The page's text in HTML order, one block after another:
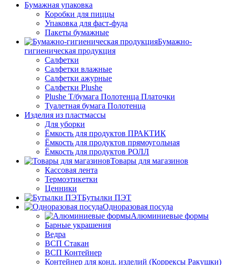
Бумажная упаковка
Коробки для пиццы
Упаковка для фаст-фуда
Пакеты бумажные
Бумажно-
гигиеническая продукция
Салфетки
Салфетки влажные
Салфетки ажурные
Салфетки Plushe
Plushe Т/бумага Полотенца Платочки
Туалетная бумага Полотенца
Изделия из пластмассы
Для уборки
Ёмкость для продуктов ПРАКТИК
Ёмкость для продуктов прямоугольная
Ёмкость для продуктов РОЛЛ
Товары для магазинов
Кассовая лента
Термоэтикетки
Ценники
Бутылки ПЭТ
Одноразовая посуда
Алюминиевые формы
Барные украшения
Ведра
ВСП Стакан
ВСП Контейнер
Контейнер для конд. изделий (Коррексы Ракушки)